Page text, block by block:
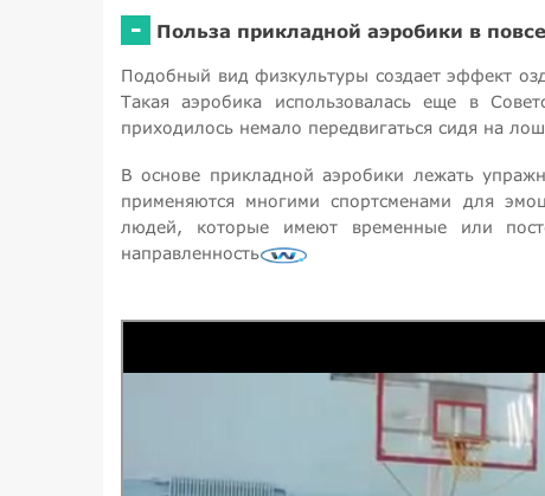
- Польза прикладной аэробики в
Подобный вид физкультуры создает эффект
Такая аэробика использовалась еще в
приходилось немало передвигаться сидя на
В основе прикладной аэробики лежать
применяются многими спортсменами для
людей, которые имеют временные или
направленность